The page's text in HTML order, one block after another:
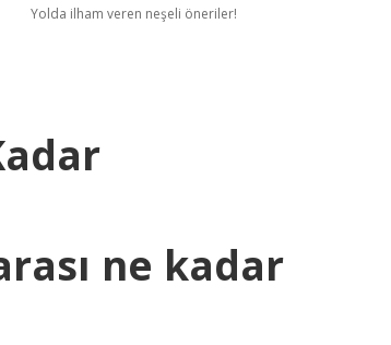
Yolda ilham veren neşeli öneriler!
ne kadar